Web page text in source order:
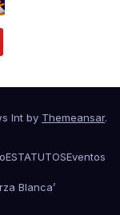
Int by Themeansar.
ESTATUTOSEventos
Blanca’